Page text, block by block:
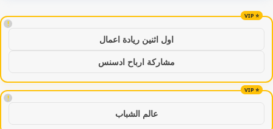
!
اول اثنين ريادة اعمال
مشاركة ارباح ادسنس
!
عالم الشباب